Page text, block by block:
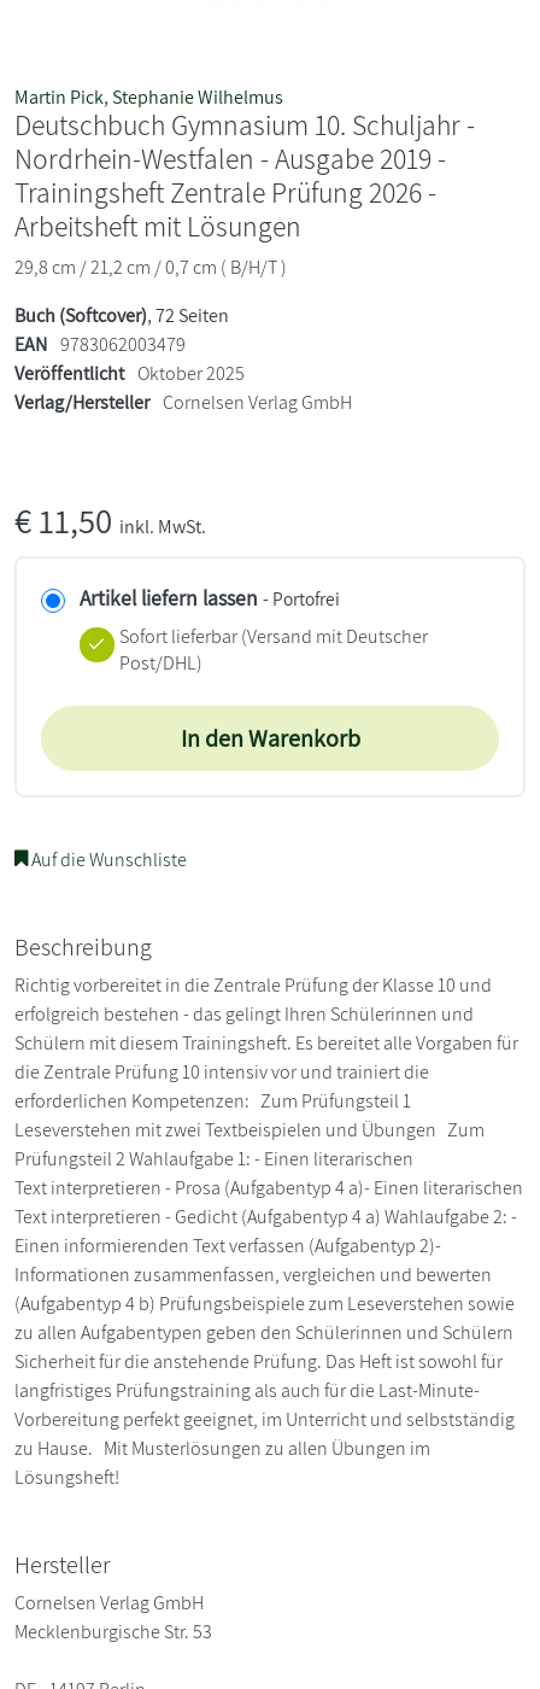
Martin Pick, Stephanie Wilhelmus
Deutschbuch Gymnasium 10. Schuljahr -
Nordrhein-Westfalen - Ausgabe 2019 -
Trainingsheft Zentrale Prüfung 2026 -
Arbeitsheft mit Lösungen
29,8 cm / 21,2 cm / 0,7 cm ( B/H/T )
Buch (Softcover), 72 Seiten
EAN 9783062003479
Veröffentlicht Oktober 2025
Verlag/Hersteller Cornelsen Verlag GmbH
€11,50 inkl. MwSt.
Artikel liefern lassen - Portofrei
Sofort lieferbar(Versand mit Deutscher
Post/DHL)
In den Warenkorb
Auf die Wunschliste
Beschreibung
Richtig vorbereitet in die Zentrale Prüfung der Klasse 10 und
erfolgreich bestehen - das gelingt Ihren Schülerinnen und
Schülern mit diesem Trainingsheft. Es bereitet alle Vorgaben für
die Zentrale Prüfung 10 intensiv vor und trainiert die
erforderlichen Kompetenzen: Zum Prüfungsteil 1
Leseverstehen mit zwei Textbeispielen und Übungen Zum
Prüfungsteil 2 Wahlaufgabe 1: - Einen literarischen
Text interpretieren - Prosa (Aufgabentyp 4 a)- Einen literarischen
Text interpretieren - Gedicht (Aufgabentyp 4 a) Wahlaufgabe 2: -
Einen informierenden Text verfassen (Aufgabentyp 2)-
Informationen zusammenfassen, vergleichen und bewerten
(Aufgabentyp 4 b) Prüfungsbeispiele zum Leseverstehen sowie
zu allen Aufgabentypen geben den Schülerinnen und Schülern
Sicherheit für die anstehende Prüfung. Das Heft ist sowohl für
langfristiges Prüfungstraining als auch für die Last-Minute-
Vorbereitung perfekt geeignet, im Unterricht und selbstständig
zu Hause. Mit Musterlösungen zu allen Übungen im
Lösungsheft!
Hersteller
Cornelsen Verlag GmbH
Mecklenburgische Str. 53